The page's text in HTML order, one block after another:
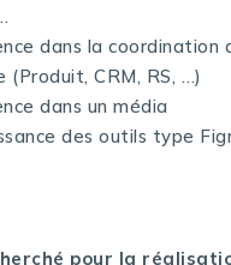
dans la coordination
(Produit, CRM, RS, …)
dans un média
des outils type
pour la